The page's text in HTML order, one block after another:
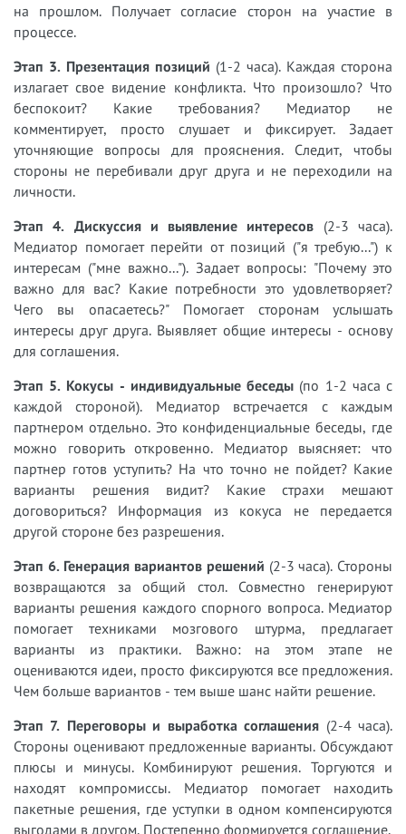
на прошлом. Получает согласие сторон на участие в
процессе.
Этап 3. Презентация позиций (1-2 часа). Каждая сторона
излагает свое видение конфликта. Что произошло? Что
беспокоит? Какие требования? Медиатор не
комментирует, просто слушает и фиксирует. Задает
уточняющие вопросы для прояснения. Следит, чтобы
стороны не перебивали друг друга и не переходили на
личности.
Этап 4. Дискуссия и выявление интересов (2-3 часа).
Медиатор помогает перейти от позиций ("я требую...") к
интересам ("мне важно..."). Задает вопросы: "Почему это
важно для вас? Какие потребности это удовлетворяет?
Чего вы опасаетесь?" Помогает сторонам услышать
интересы друг друга. Выявляет общие интересы - основу
для соглашения.
Этап 5. Кокусы - индивидуальные беседы (по 1-2 часа с
каждой стороной). Медиатор встречается с каждым
партнером отдельно. Это конфиденциальные беседы, где
можно говорить откровенно. Медиатор выясняет: что
партнер готов уступить? На что точно не пойдет? Какие
варианты решения видит? Какие страхи мешают
договориться? Информация из кокуса не передается
другой стороне без разрешения.
Этап 6. Генерация вариантов решений (2-3 часа). Стороны
возвращаются за общий стол. Совместно генерируют
варианты решения каждого спорного вопроса. Медиатор
помогает техниками мозгового штурма, предлагает
варианты из практики. Важно: на этом этапе не
оцениваются идеи, просто фиксируются все предложения.
Чем больше вариантов - тем выше шанс найти решение.
Этап 7. Переговоры и выработка соглашения (2-4 часа).
Стороны оценивают предложенные варианты. Обсуждают
плюсы и минусы. Комбинируют решения. Торгуются и
находят компромиссы. Медиатор помогает находить
пакетные решения, где уступки в одном компенсируются
выгодами в другом. Постепенно формируется соглашение.